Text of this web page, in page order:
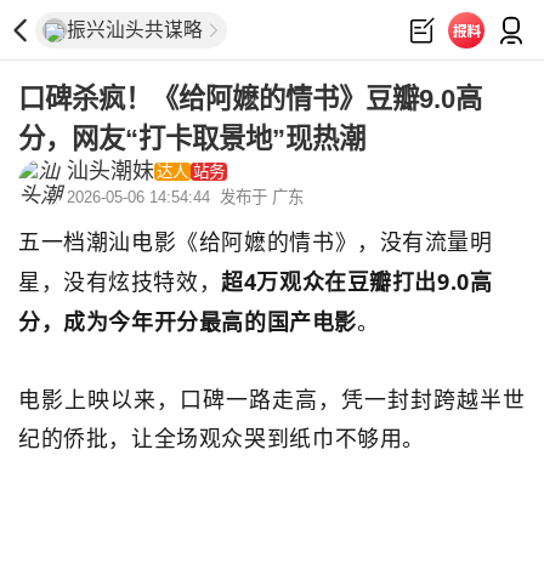
振兴汕头共谋略
口碑杀疯！《给阿嬷的情书》豆瓣9.0高
分，网友“打卡取景地”现热潮
汕头潮妹达人 站务
2026-05-06 14:54:44 发布于 广东
五一档潮汕电影《给阿嬷的情书》， 没有流量明
星，没有炫技特效，超4万观众在豆瓣打出9.0高
分， 成为今年开分最高的国产电影。
电影上映以来，口碑一路走高，凭一封封跨越半世
纪的侨批，让全场观众哭到纸巾不够用。